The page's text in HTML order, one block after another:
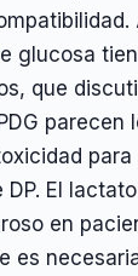
glucosa
que
parecen
El
en
es